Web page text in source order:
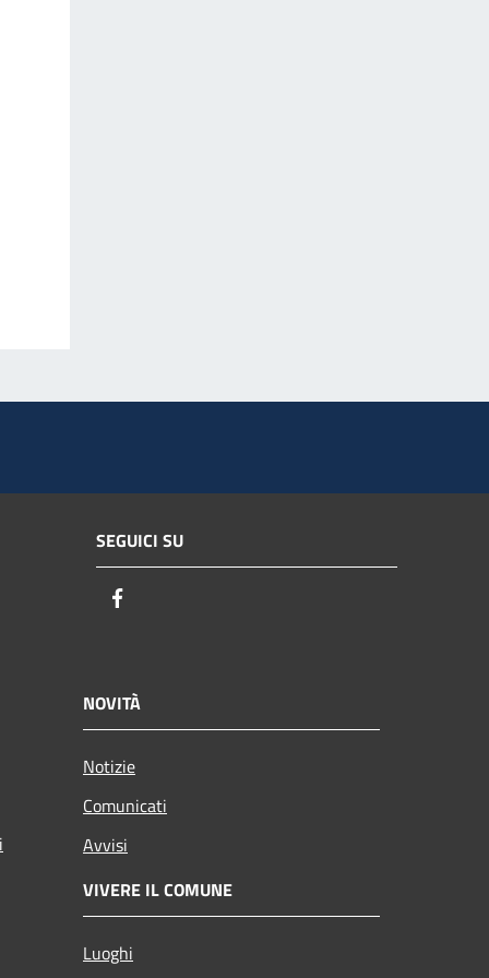
SEGUICI SU
NOVITÀ
Notizie
Comunicati
Avvisi
VIVERE IL COMUNE
Luoghi